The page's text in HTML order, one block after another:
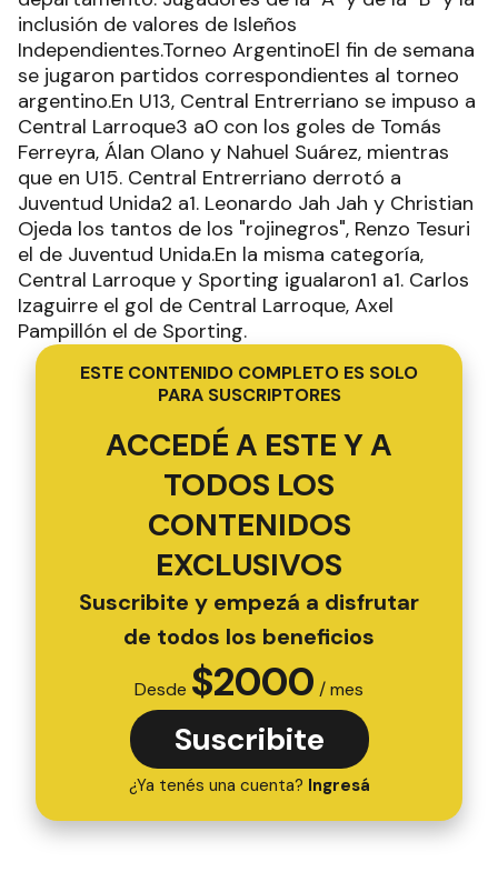
inclusión de valores de Isleños
Independientes.Torneo ArgentinoEl fin de semana
se jugaron partidos correspondientes al torneo
argentino.En U13, Central Entrerriano se impuso a
Central Larroque3 a0 con los goles de Tomás
Ferreyra, Álan Olano y Nahuel Suárez, mientras
que en U15. Central Entrerriano derrotó a
Juventud Unida2 a1. Leonardo Jah Jah y Christian
Ojeda los tantos de los "rojinegros", Renzo Tesuri
el de Juventud Unida.En la misma categoría,
Central Larroque y Sporting igualaron1 a1. Carlos
Izaguirre el gol de Central Larroque, Axel
Pampillón el de Sporting.
ESTE CONTENIDO COMPLETO ES SOLO
PARA SUSCRIPTORES
ACCEDÉ A ESTE Y A
TODOS LOS
CONTENIDOS
EXCLUSIVOS
Suscribite y empezá a disfrutar
de todos los beneficios
Desde $2000 / mes
Suscribite
¿Ya tenés una cuenta? Ingresá